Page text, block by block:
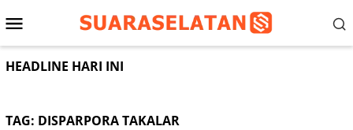
ke
Menu
Mobile
HEADLINE HARI INI
TAG: DISPARPORA TAKALAR